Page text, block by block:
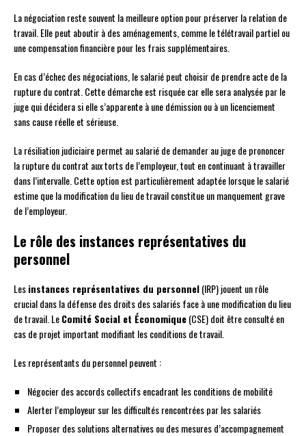
La négociation reste souvent la meilleure option pour préserver la relation de
travail. Elle peut aboutir à des aménagements, comme le télétravail partiel ou
une compensation financière pour les frais supplémentaires.
En cas d’échec des négociations, le salarié peut choisir de prendre acte de la
rupture du contrat. Cette démarche est risquée car elle sera analysée par le
juge qui décidera si elle s’apparente à une démission ou à un licenciement
sans cause réelle et sérieuse.
La résiliation judiciaire permet au salarié de demander au juge de prononcer
la rupture du contrat aux torts de l’employeur, tout en continuant à travailler
dans l’intervalle. Cette option est particulièrement adaptée lorsque le salarié
estime que la modification du lieu de travail constitue un manquement grave
de l’employeur.
Le rôle des instances représentatives du
personnel
Lesinstances représentatives du personnel(IRP) jouent un rôle
crucial dans la défense des droits des salariés face à une modification du lieu
de travail. LeComité Social et Économique(CSE) doit être consulté en
cas de projet important modifiant les conditions de travail.
Les représentants du personnel peuvent :
Négocier des accords collectifs encadrant les conditions de mobilité
Alerter l’employeur sur les difficultés rencontrées par les salariés
Proposer des solutions alternatives ou des mesures d’accompagnement